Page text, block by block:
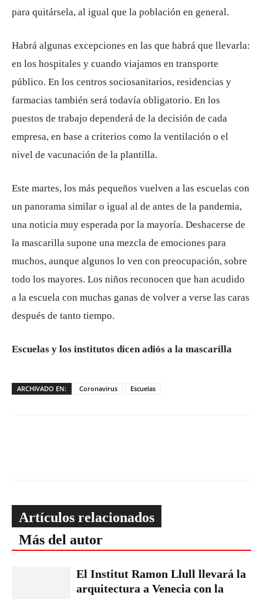
para quitársela, al igual que la población en general.
Habrá algunas excepciones en las que habrá que llevarla:
en los hospitales y cuando viajamos en transporte
público. En los centros sociosanitarios, residencias y
farmacias también será todavía obligatorio. En los
puestos de trabajo dependerá de la decisión de cada
empresa, en base a criterios como la ventilación o el
nivel de vacunación de la plantilla.
Este martes, los más pequeños vuelven a las escuelas con
un panorama similar o igual al de antes de la pandemia,
una noticia muy esperada por la mayoría. Deshacerse de
la mascarilla supone una mezcla de emociones para
muchos, aunque algunos lo ven con preocupación, sobre
todo los mayores. Los niños reconocen que han acudido
a la escuela con muchas ganas de volver a verse las caras
después de tanto tiempo.
Escuelas y los institutos dicen adiós a la mascarilla
ARCHIVADO EN: Coronavirus Escuelas
Artículos relacionados
Más del autor
El Institut Ramon Llull llevará la
arquitectura a Venecia con la